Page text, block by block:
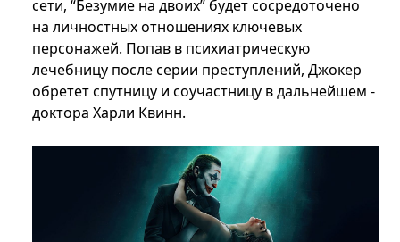
сети, “Безумие на двоих” будет сосредоточено
на личностных отношениях ключевых
персонажей. Попав в психиатрическую
лечебницу после серии преступлений, Джокер
обретет спутницу и соучастницу в дальнейшем -
доктора Харли Квинн.